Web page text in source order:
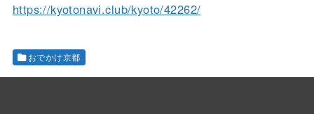
https://kyotonavi.club/kyoto/42262/
おでかけ京都